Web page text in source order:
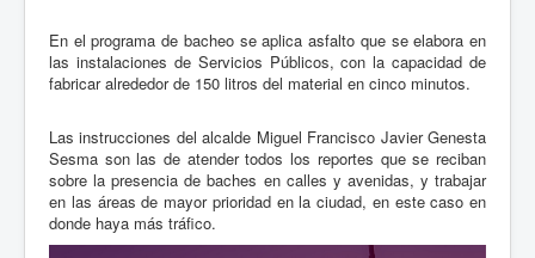
En el programa de bacheo se aplica asfalto que se elabora en
las instalaciones de Servicios Públicos, con la capacidad de
fabricar alrededor de 150 litros del material en cinco minutos.
Las instrucciones del alcalde Miguel Francisco Javier Genesta
Sesma son las de atender todos los reportes que se reciban
sobre la presencia de baches en calles y avenidas, y trabajar
en las áreas de mayor prioridad en la ciudad, en este caso en
donde haya más tráfico.